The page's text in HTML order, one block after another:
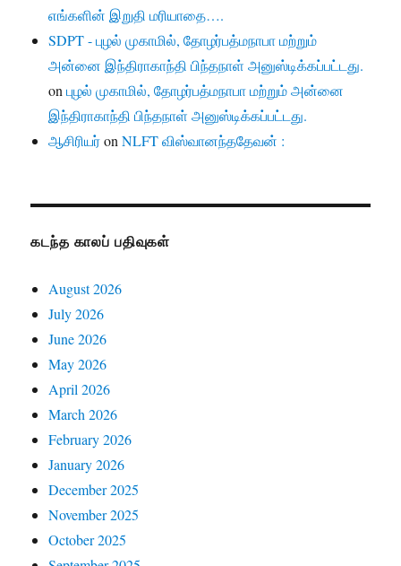
எங்களின் இறுதி மரியாதை….
SDPT - புழல் முகாமில், தோழர்பத்மநாபா மற்றும்
அன்னை இந்திராகாந்தி பிந்தநாள் அனுஸ்டிக்கப்பட்டது.
onபுழல் முகாமில், தோழர்பத்மநாபா மற்றும் அன்னை
இந்திராகாந்தி பிந்தநாள் அனுஸ்டிக்கப்பட்டது.
ஆசிரியர்onNLFT விஸ்வானந்ததேவன் :
கடந்த காலப் பதிவுகள்
August 2026
July 2026
June 2026
May 2026
April 2026
March 2026
February 2026
January 2026
December 2025
November 2025
October 2025